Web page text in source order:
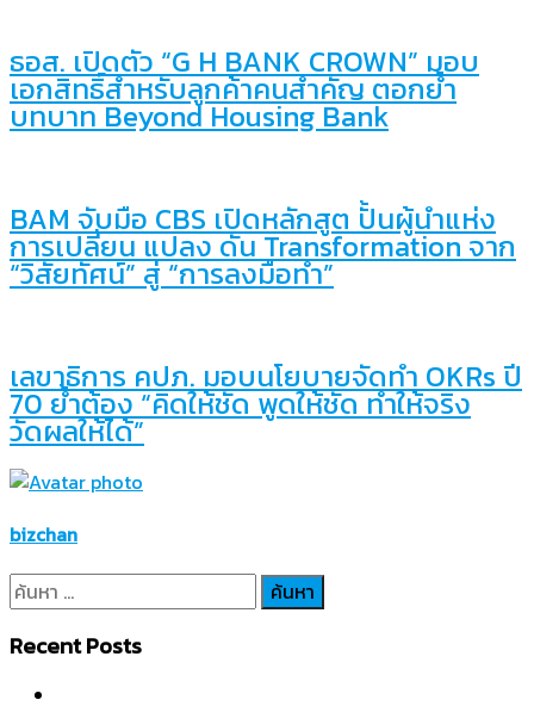
ธอส. เปิดตัว “G H BANK CROWN” มอบ
เอกสิทธิ์สำหรับลูกค้าคนสำคัญ ตอกย้ำ
บทบาท Beyond Housing Bank
BAM จับมือ CBS เปิดหลักสูต ปั้นผู้นำแห่ง
การเปลี่ยน แปลง ดัน Transformation จาก
“วิสัยทัศน์” สู่ “การลงมือทำ”
เลขาธิการ คปภ. มอบนโยบายจัดทำ OKRs ปี
70 ย้ำต้อง “คิดให้ชัด พูดให้ชัด ทำให้จริง
วัดผลให้ได้”
bizchan
ค้นหา
สำหรับ:
Recent Posts